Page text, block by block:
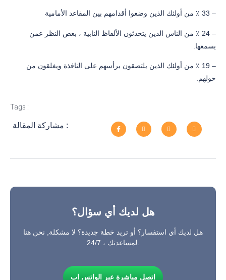
– 33 ٪ من أولئك الذين وضعوا أقدامهم بين المقاعد الأمامية
– 24 ٪ من الناس الذين يتحدثون الألفاظ النابية ، بغض النظر عمن
يسمعها.
– 19 ٪ من أولئك الذين يلتصقون برأسهم على النافذة ويغلقون من
حولهم.
Tags :
مشاركة المقالة :
هل لديك أي سؤال؟
هل لديك أي استفسار؟ أو تريد خطة جديدة؟ لا مشكلة, نحن هنا
لمساعدتك ، 24/7.
اتصل مباشرة عبر الواتس اب